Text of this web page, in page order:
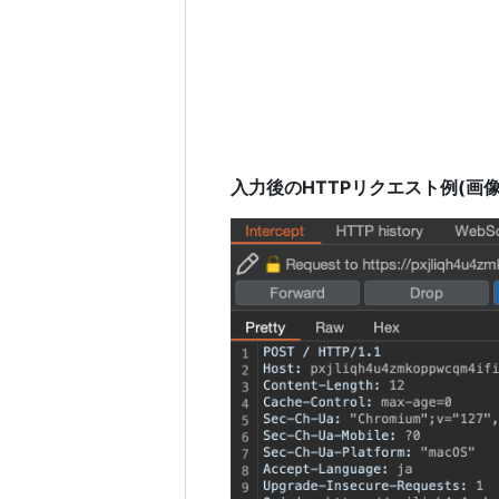
入力後のHTTPリクエスト例(画